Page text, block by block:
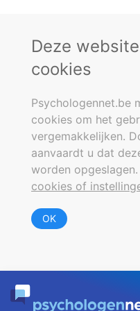
Deze
cookies
Psychologennet.be
cookies om het
vergemakkelijken.
aanvaardt u dat
worden opgeslagen.
cookies of
OK